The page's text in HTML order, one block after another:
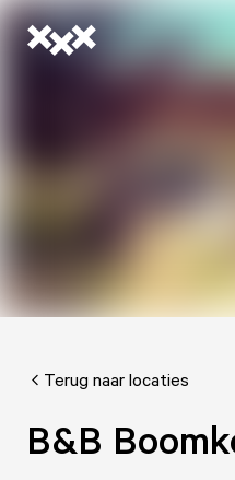
Terug naar locaties
B&B